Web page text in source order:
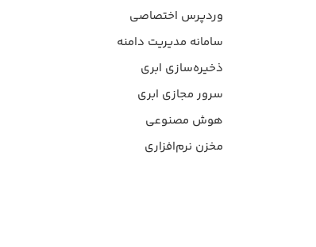
وردپرس‌ اختصاصی
سامانه مدیریت دامنه
ذخیره‌سازی ابری
سرور مجازی ابری
هوش مصنوعی
مخزن نرم‌افزاری